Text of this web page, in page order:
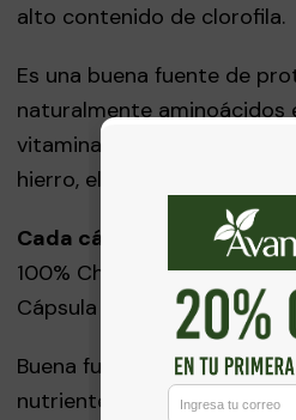
alto contenido de clorofila.
Es una buena fuente de
naturalmente aminoácidos
vitaminas del complejo B y
hierro, el zinc y el magnesio.
Cada cápsula contiene:
100% Chlorella polvo.
Cápsula de gelatina, agua
Buena fuente clorofila,
nutrientes.